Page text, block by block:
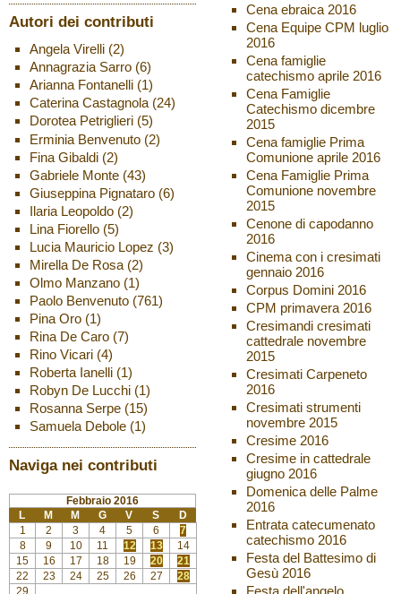
Autori dei contributi
Angela Virelli(2)
Annagrazia Sarro(6)
Arianna Fontanelli(1)
Caterina Castagnola(24)
Dorotea Petriglieri(5)
Erminia Benvenuto(2)
Fina Gibaldi(2)
Gabriele Monte(43)
Giuseppina Pignataro(6)
Ilaria Leopoldo(2)
Lina Fiorello(5)
Lucia Mauricio Lopez (3)
Mirella De Rosa(2)
Olmo Manzano(1)
Paolo Benvenuto(761)
Pina Oro(1)
Rina De Caro(7)
Rino Vicari(4)
Roberta Ianelli(1)
Robyn De Lucchi(1)
Rosanna Serpe(15)
Samuela Debole(1)
Naviga nei contributi
Febbraio 2016
L
M M G V S
D
1
2 3 4 5 6
7
8
9 10 11 12 13
14
15
16 17 18 19 20
21
22
23 24 25 26 27
28
29
Cena ebraica 2016
Cena Equipe CPM luglio
2016
Cena famiglie
catechismo aprile 2016
Cena Famiglie
Catechismo dicembre
2015
Cena famiglie Prima
Comunione aprile 2016
Cena Famiglie Prima
Comunione novembre
2015
Cenone di capodanno
2016
Cinema con i cresimati
gennaio 2016
Corpus Domini 2016
CPM primavera 2016
Cresimandi cresimati
cattedrale novembre
2015
Cresimati Carpeneto
2016
Cresimati strumenti
novembre 2015
Cresime 2016
Cresime in cattedrale
giugno 2016
Domenica delle Palme
2016
Entrata catecumenato
catechismo 2016
Festa del Battesimo di
Gesù 2016